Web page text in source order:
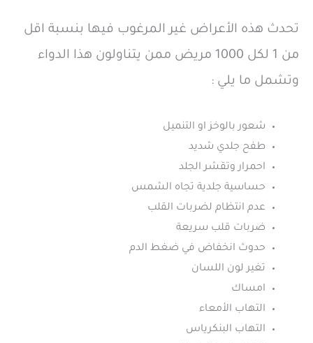
تحدث هذه الأعراض غير المرغوب فيها بنسبة اقل
من 1 لكل 1000 مريض ممن يتناولون هذا الدواء
وتشمل ما يلي :
شعور بالوخز او التنميل
طفح جلدي شديد
احمرار وتقشر الجلد
حساسية جلدية تجاه الشمس
عدم انتظام لضربات القلب
ضربات قلب سريعة
حدوث انخفاض في ضغط الدم
تغير لون اللسان
امساك
التهاب الأمعاء
التهاب البنكرياس